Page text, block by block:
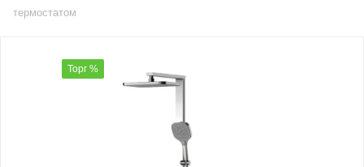
термостатом
Торг %